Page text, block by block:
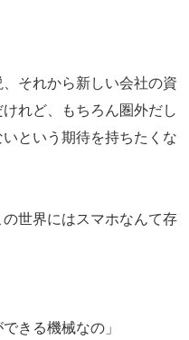
それから新しい会社の資
れど、もちろん圏外だし
という期待を持ちたくな
世界にはスマホなんて存
きる機械なの」